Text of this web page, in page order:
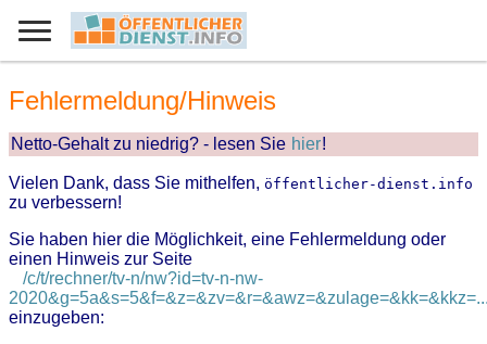
Fehlermeldung/Hinweis
Netto-Gehalt zu niedrig? - lesen Sie hier!
Vielen Dank, dass Sie mithelfen, öffentlicher-dienst.info
zu verbessern!
Sie haben hier die Möglichkeit, eine Fehlermeldung oder
einen Hinweis zur Seite
/c/t/rechner/tv-n/nw?id=tv-n-nw-
einzugeben: